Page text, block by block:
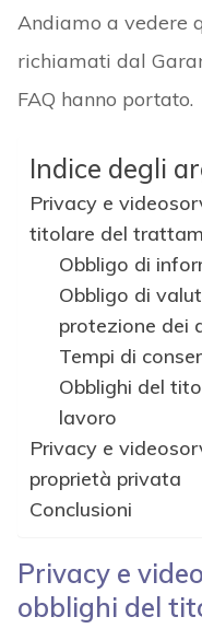
Andiamo a vedere
richiamati dal
FAQ hanno portato.
Indice degli
Privacy e
titolare del
Obbligo di
Obbligo di
protezione dei
Tempi di
Obblighi del
lavoro
Privacy e
proprietà privata
Conclusioni
Privacy e
obblighi del